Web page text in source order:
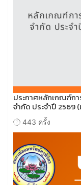
ประกาศหลักเกณฑ์ก
จำกัด ประจำปี 2569
443 ครั้ง